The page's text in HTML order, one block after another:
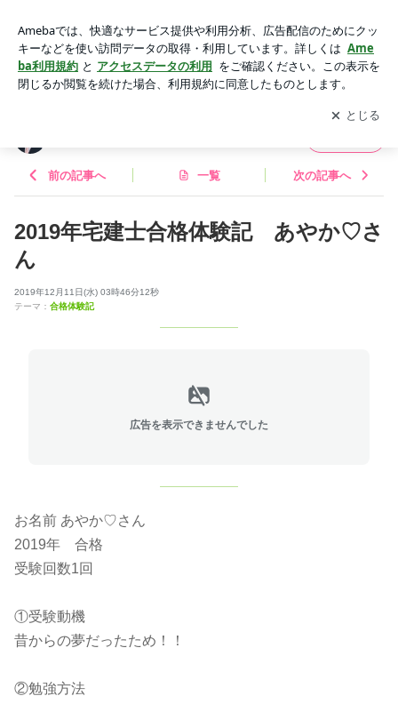
アプリをダウンロードして ブログの更新通知
を受け取りまし
ょう。
開く
前の記事へ 一覧 次の記事へ
2019年宅建士合格体験記 あやか♡さ
ん
2019年12月11日(水) 03時46分12秒
テーマ： 合格体験記
広告を表示できませんでした
お名前 あやか♡さん
2019年 合格
受験回数1回
①受験動機
昔からの夢だったため！！
②勉強方法